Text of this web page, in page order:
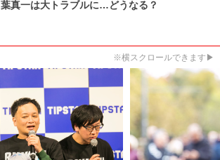
葉真一は大トラブルに…どうなる？
※横スクロールできます▶